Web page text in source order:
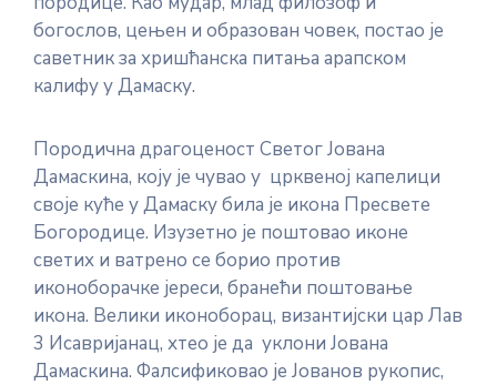
богослов, цењен и образован човек, постао је
саветник за хришћанска питања арапском
калифу у Дамаску.
Породична драгоценост Светог Јована
Дамаскина, коју је чувао у црквеној капелици
своје куће у Дамаску била је икона Пресвете
Богородице. Изузетно је поштовао иконе
светих и ватрено се борио против
иконоборачке јереси, бранећи поштовање
икона. Велики иконоборац, византијски цар Лав
3 Исавријанац, хтео је да уклони Јована
Дамаскина. Фалсификовао је Јованов рукопис,